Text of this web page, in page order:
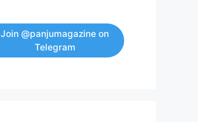
Join @panjumagazine on
Telegram